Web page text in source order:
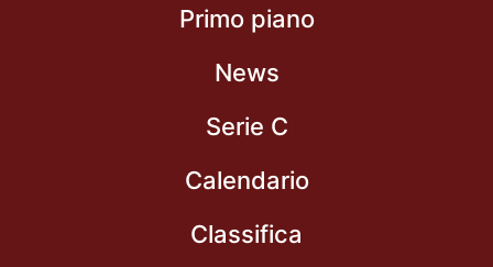
Primo piano
News
Serie C
Calendario
Classifica